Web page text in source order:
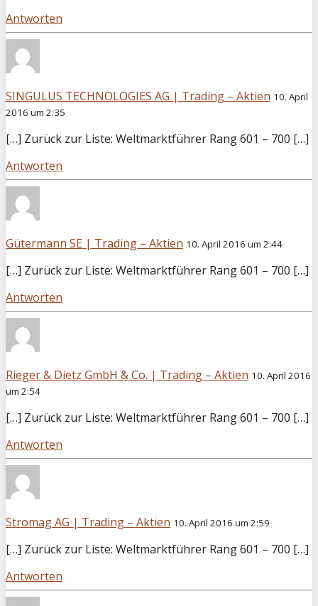
Antworten
SINGULUS TECHNOLOGIES AG | Trading – Aktien 10. April
2016 um 2:35
[…] Zurück zur Liste: Weltmarktführer Rang 601 – 700 […]
Antworten
Gütermann SE | Trading – Aktien 10. April 2016 um 2:44
[…] Zurück zur Liste: Weltmarktführer Rang 601 – 700 […]
Antworten
Rieger & Dietz GmbH & Co. | Trading – Aktien 10. April 2016
um 2:54
[…] Zurück zur Liste: Weltmarktführer Rang 601 – 700 […]
Antworten
Stromag AG | Trading – Aktien 10. April 2016 um 2:59
[…] Zurück zur Liste: Weltmarktführer Rang 601 – 700 […]
Antworten